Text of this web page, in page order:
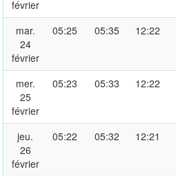
février
mar.
24
février
05:25 05:35 12:22
mer.
25
février
05:23 05:33 12:22
jeu.
26
février
05:22 05:32 12:21